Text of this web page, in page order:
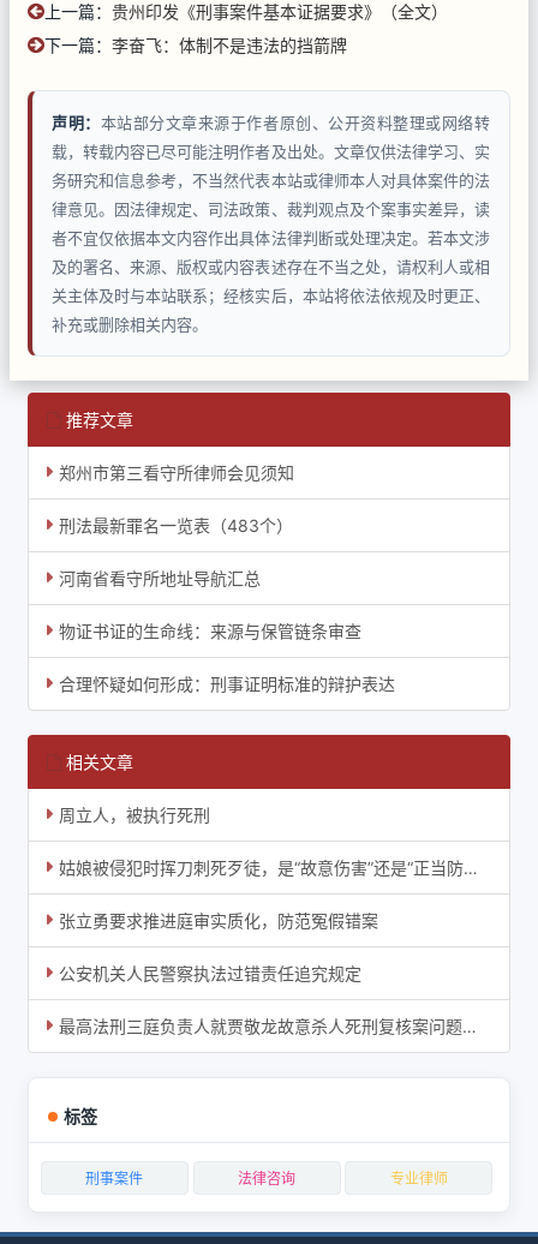
上一篇： 贵州印发《刑事案件基本证据要求》（全文）
下一篇： 李奋飞：体制不是违法的挡箭牌
声明： 本站部分文章来源于作者原创、公开资料整理或网络转
载，转载内容已尽可能注明作者及出处。文章仅供法律学习、实
务研究和信息参考，不当然代表本站或律师本人对具体案件的法
律意见。因法律规定、司法政策、裁判观点及个案事实差异，读
者不宜仅依据本文内容作出具体法律判断或处理决定。若本文涉
及的署名、来源、版权或内容表述存在不当之处，请权利人或相
关主体及时与本站联系；经核实后，本站将依法依规及时更正、
补充或删除相关内容。
推荐文章
郑州市第三看守所律师会见须知
刑法最新罪名一览表（483个）
河南省看守所地址导航汇总
物证书证的生命线：来源与保管链条审查
合理怀疑如何形成：刑事证明标准的辩护表达
相关文章
周立人，被执行死刑
姑娘被侵犯时挥刀刺死歹徒，是“故意伤害”还是“正当防卫”？
张立勇要求推进庭审实质化，防范冤假错案
公安机关人民警察执法过错责任追究规定
最高法刑三庭负责人就贾敬龙故意杀人死刑复核案问题答记者问
标签
刑事案件 法律咨询 专业律师